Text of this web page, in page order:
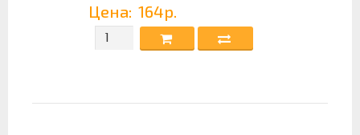
Цена:164р.